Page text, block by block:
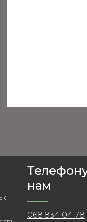
нам
068 834 04 78